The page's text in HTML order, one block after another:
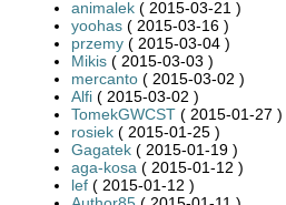
animalek ( 2015-03-21 )
yoohas ( 2015-03-16 )
przemy ( 2015-03-04 )
Mikis ( 2015-03-03 )
mercanto ( 2015-03-02 )
Alfi ( 2015-03-02 )
TomekGWCST ( 2015-01-27 )
rosiek ( 2015-01-25 )
Gagatek ( 2015-01-19 )
aga-kosa ( 2015-01-12 )
lef ( 2015-01-12 )